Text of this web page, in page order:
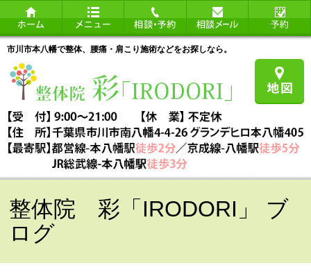
市川市本八幡で整体、腰痛・肩こり施術などをお探しなら。
整体院 彩「IRODORI」 ブ
ログ